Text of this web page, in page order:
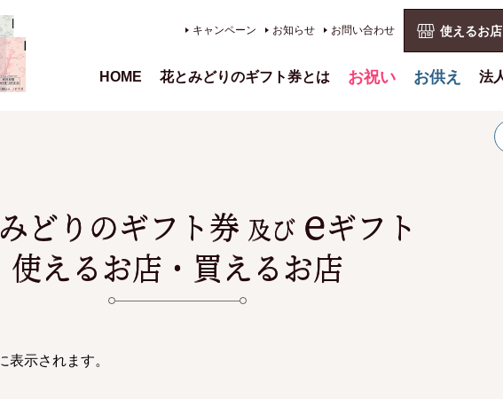
キャンペーン お知らせ お問い合わせ 使えるお
HOME 花とみどりのギフト券とは お祝い お供え
お盆に贈る
法
花とみ
法
どりのギフト券 及び eギフト
使えるお店・買えるお店
表示されます。